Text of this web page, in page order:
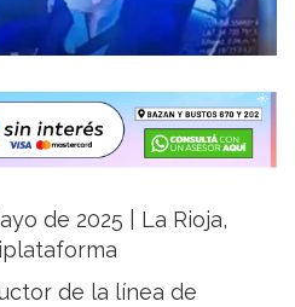
de 2025 | La Rioja,
de la línea de